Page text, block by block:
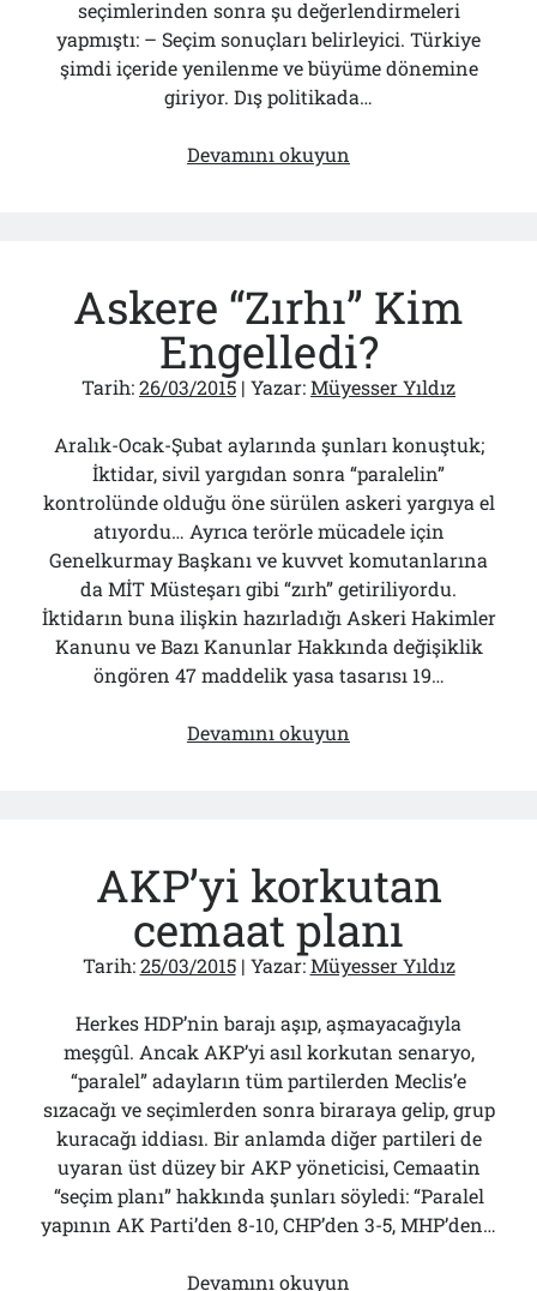
seçimlerinden sonra şu değerlendirmeleri
yapmıştı: – Seçim sonuçları belirleyici. Türkiye
şimdi içeride yenilenme ve büyüme dönemine
giriyor. Dış politikada…
Devamını okuyun
Da
Hilâline
Karşı
Dolunayı
Askere “Zırhı” Kim
Engelledi?
Tarih:26/03/2015 | Yazar:Müyesser Yıldız
Aralık-Ocak-Şubat aylarında şunları konuştuk;
İktidar, sivil yargıdan sonra “paralelin”
kontrolünde olduğu öne sürülen askeri yargıya el
atıyordu… Ayrıca terörle mücadele için
Genelkurmay Başkanı ve kuvvet komutanlarına
da MİT Müsteşarı gibi “zırh” getiriliyordu.
İktidarın buna ilişkin hazırladığı Askeri Hakimler
Kanunu ve Bazı Kanunlar Hakkında değişiklik
öngören 47 maddelik yasa tasarısı 19…
Devamını okuyun
AKP’yi korkutan
cemaat planı
Tarih:25/03/2015| Yazar:Müyesser Yıldız
Herkes HDP’nin barajı aşıp, aşmayacağıyla
meşgûl. Ancak AKP’yi asıl korkutan senaryo,
“paralel” adayların tüm partilerden Meclis’e
sızacağı ve seçimlerden sonra biraraya gelip, grup
kuracağı iddiası. Bir anlamda diğer partileri de
uyaran üst düzey bir AKP yöneticisi, Cemaatin
“seçim planı” hakkında şunları söyledi: “Paralel
yapının AK Parti’den 8-10, CHP’den 3-5, MHP’den…
Devamını okuyun